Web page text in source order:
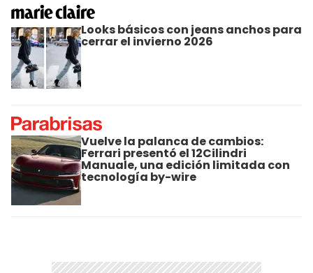
Looks básicos con jeans anchos para
cerrar el invierno 2026
Vuelve la palanca de cambios:
Ferrari presentó el 12Cilindri
Manuale, una edición limitada con
tecnología by-wire